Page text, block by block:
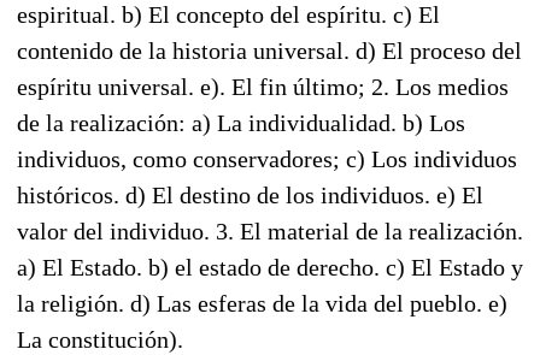
espiritual. b) El concepto del espíritu. c) El
contenido de la historia universal. d) El proceso del
espíritu universal. e). El fin último; 2. Los medios
de la realización: a) La individualidad. b) Los
individuos, como conservadores; c) Los individuos
históricos. d) El destino de los individuos. e) El
valor del individuo. 3. El material de la realización.
a) El Estado. b) el estado de derecho. c) El Estado y
la religión. d) Las esferas de la vida del pueblo. e)
La constitución).